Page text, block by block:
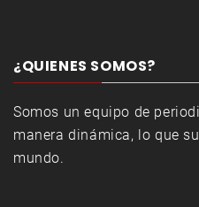
¿QUIENES SOMOS?
Somos un equipo de
manera dinámica, lo que
mundo.